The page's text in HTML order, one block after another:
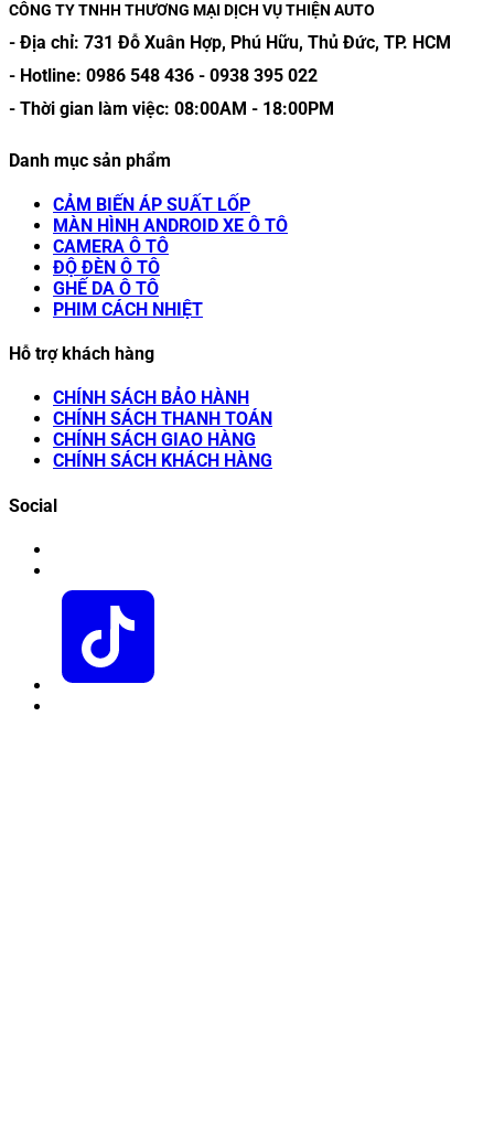
CÔNG TY TNHH THƯƠNG MẠI DỊCH VỤ THIỆN AUTO
- Địa chỉ: 731 Đỗ Xuân Hợp, Phú Hữu, Thủ Đức, TP. HCM
- Hotline: 0986 548 436 - 0938 395 022
- Thời gian làm việc: 08:00AM - 18:00PM
Danh mục sản phẩm
CẢM BIẾN ÁP SUẤT LỐP
MÀN HÌNH ANDROID XE Ô TÔ
CAMERA Ô TÔ
ĐỘ ĐÈN Ô TÔ
GHẾ DA Ô TÔ
PHIM CÁCH NHIỆT
Hỗ trợ khách hàng
CHÍNH SÁCH BẢO HÀNH
CHÍNH SÁCH THANH TOÁN
CHÍNH SÁCH GIAO HÀNG
CHÍNH SÁCH KHÁCH HÀNG
Social